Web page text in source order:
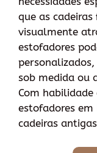
que as
visualmente
estofadores
sob medida ou
Com
estofadores em
cadeiras